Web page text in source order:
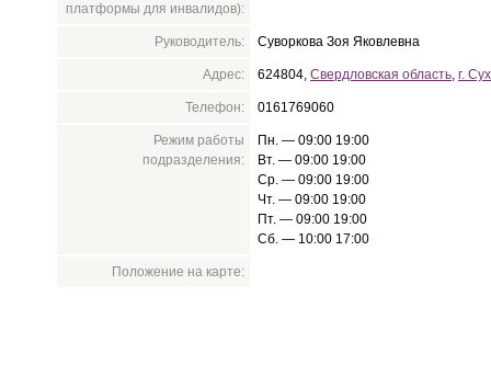
платформы для инвалидов):
Руководитель: Суворкова Зоя Яковлевна
Адрес: 624804, Свердловская область, г.
Телефон: 0161769060
Режим работы
подразделения:
Пн. — 09:00 19:00
Вт. — 09:00 19:00
Ср. — 09:00 19:00
Чт. — 09:00 19:00
Пт. — 09:00 19:00
Сб. — 10:00 17:00
Положение на карте: